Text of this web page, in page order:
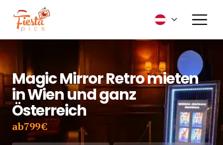
Magic Mirror Retro mieten
in Wien und ganz
Österreich
ab799€